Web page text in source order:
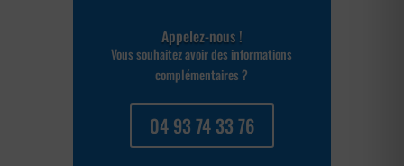
Appelez-nous !
Vous souhaitez avoir des informations
complémentaires ?
04 93 74 33 76